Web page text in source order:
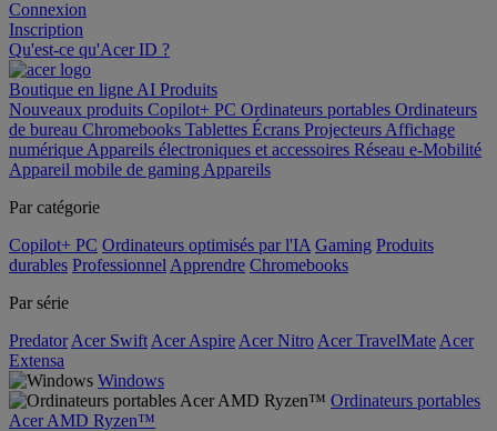
Connexion
Inscription
Qu'est-ce qu'Acer ID ?
Boutique en ligne AI Produits
Nouveaux produits Copilot+ PC Ordinateurs portables Ordinateurs
de bureau Chromebooks Tablettes Écrans Projecteurs Affichage
numérique Appareils électroniques et accessoires Réseau e-Mobilité
Appareil mobile de gaming Appareils
Par catégorie
Copilot+ PC Ordinateurs optimisés par l'IA Gaming Produits
durables Professionnel Apprendre Chromebooks
Par série
Predator Acer Swift Acer Aspire Acer Nitro Acer TravelMate Acer
Extensa
Windows
Ordinateurs portables
Acer AMD Ryzen™